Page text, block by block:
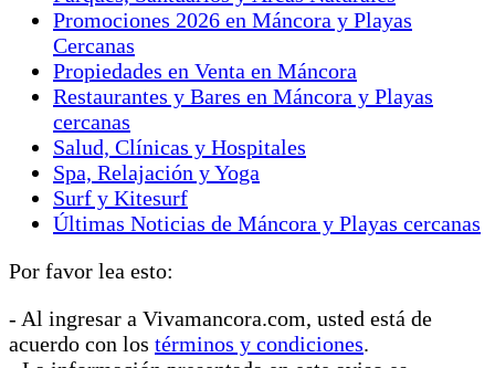
Promociones 2026 en Máncora y Playas
Cercanas
Propiedades en Venta en Máncora
Restaurantes y Bares en Máncora y Playas
cercanas
Salud, Clínicas y Hospitales
Spa, Relajación y Yoga
Surf y Kitesurf
Últimas Noticias de Máncora y Playas cercanas
Por favor lea esto:
- Al ingresar a Vivamancora.com, usted está de
acuerdo con los términos y condiciones.